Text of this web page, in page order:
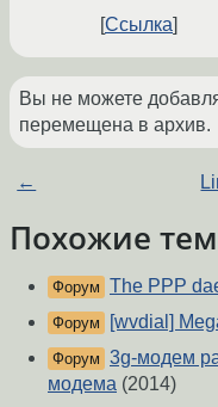
Ссылка
Вы не можете
перемещена в архив.
←
Похожие
Форум The PPP
Форум [wvdial]
Форум 3g-модем
модема (2014)